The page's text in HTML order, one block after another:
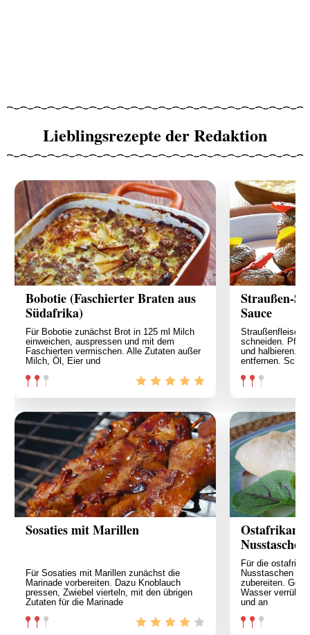
Lieblingsrezepte der Redaktion
Bobotie (Faschierter Braten aus
Südafrika)
Für Bobotie zunächst Brot in 125 ml Milch
einweichen, auspressen und mit dem
Faschierten vermischen. Alle Zutaten außer
Milch, Öl, Eier und
Straußen-
Sauce
Straußenfleisch
schneiden.
und halbieren.
entfernen.
Sosaties mit Marillen
Für Sosaties mit Marillen zunächst die
Marinade vorbereiten. Dazu Knoblauch
pressen, Zwiebel vierteln, mit den übrigen
Zutaten für die Marinade
Für die
Nusstaschen
zubereiten.
Wasser
und an